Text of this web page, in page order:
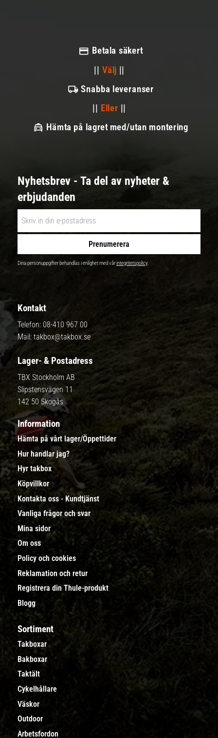
Betala säkert
|| Välj ||
Snabba leveranser
|| Eller ||
Hämta på lagret med/utan montering
Nyhetsbrev - Ta del av nyheter &
erbjudanden
Prenumerera
Dina personuppgifter behandlas i enlighet med vårintegritetspolicy.
Kontakt
Telefon: 08-410 967 00
Mail: takbox@takbox.se
Lager- & Postadress
TBX Stockholm AB
Slipstensvägen 11
142 50 Skogås
Information
Hämta på vårt lager/Öppettider
Hur handlar jag?
Hyr takbox
Köpvillkor
Kontakta oss - Kundtjänst
Vanliga frågor och svar
Mina sidor
Om oss
Policy och cookies
Reklamation och retur
Registrera din Thule-produkt
Blogg
Sortiment
Takboxar
Bakboxar
Taktält
Cykelhållare
Väskor
Outdoor
Arbetsfordon